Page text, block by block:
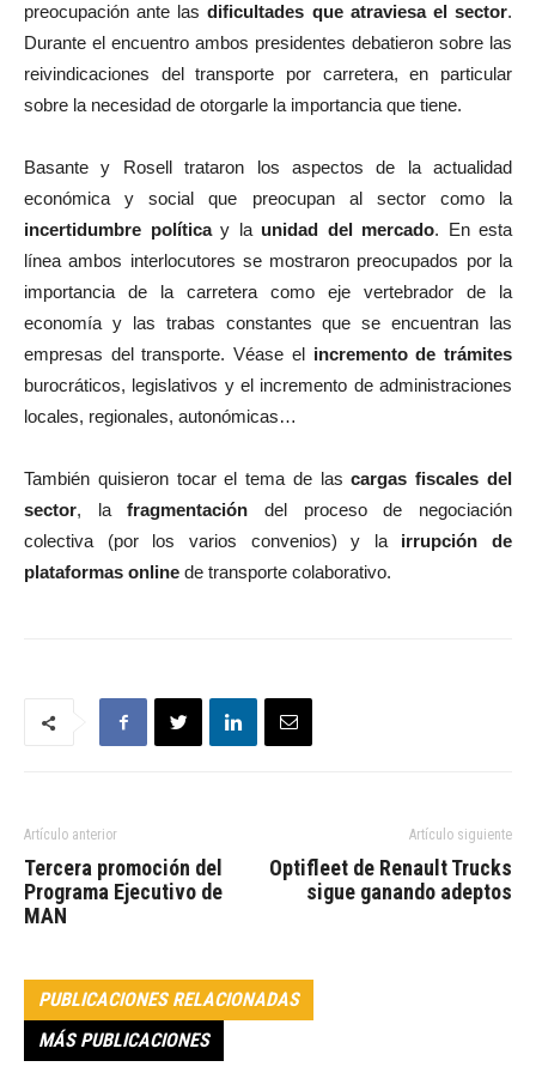
preocupación ante las dificultades que atraviesa el sector.
Durante el encuentro ambos presidentes debatieron sobre las
reivindicaciones del transporte por carretera, en particular
sobre la necesidad de otorgarle la importancia que tiene.
Basante y Rosell trataron los aspectos de la actualidad
económica y social que preocupan al sector como la
incertidumbre políticay launidad del mercado. En esta
línea ambos interlocutores se mostraron preocupados por la
importancia de la carretera como eje vertebrador de la
economía y las trabas constantes que se encuentran las
empresas del transporte. Véase el incremento de trámites
burocráticos, legislativos y el incremento de administraciones
locales, regionales, autonómicas…
También quisieron tocar el tema de las cargas fiscales del
sector, lafragmentación del proceso de negociación
colectiva (por los varios convenios) y lairrupción de
plataformas online de transporte colaborativo.
Artículo anterior
Tercera promoción del
Programa Ejecutivo de
MAN
Artículo siguiente
Optifleet de Renault Trucks
sigue ganando adeptos
PUBLICACIONES RELACIONADAS
MÁS PUBLICACIONES